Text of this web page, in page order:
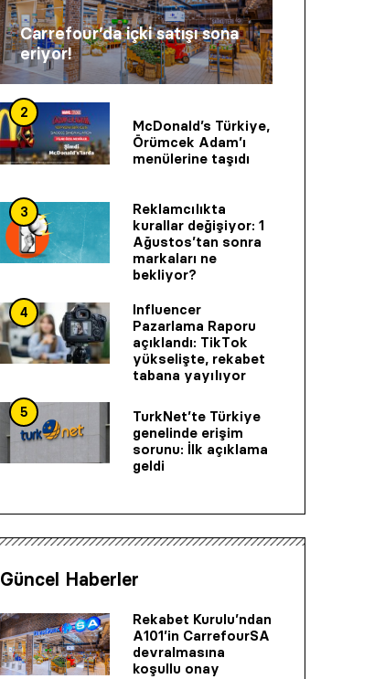
Carrefour’da içki satışı sona
eriyor!
2
McDonald’s Türkiye,
Örümcek Adam’ı
menülerine taşıdı
3
Reklamcılıkta
kurallar değişiyor: 1
Ağustos’tan sonra
markaları ne
bekliyor?
4
Influencer
Pazarlama Raporu
açıklandı: TikTok
yükselişte, rekabet
tabana yayılıyor
5
TurkNet’te Türkiye
genelinde erişim
sorunu: İlk açıklama
geldi
Güncel Haberler
Rekabet Kurulu’ndan
A101’in CarrefourSA
devralmasına
koşullu onay